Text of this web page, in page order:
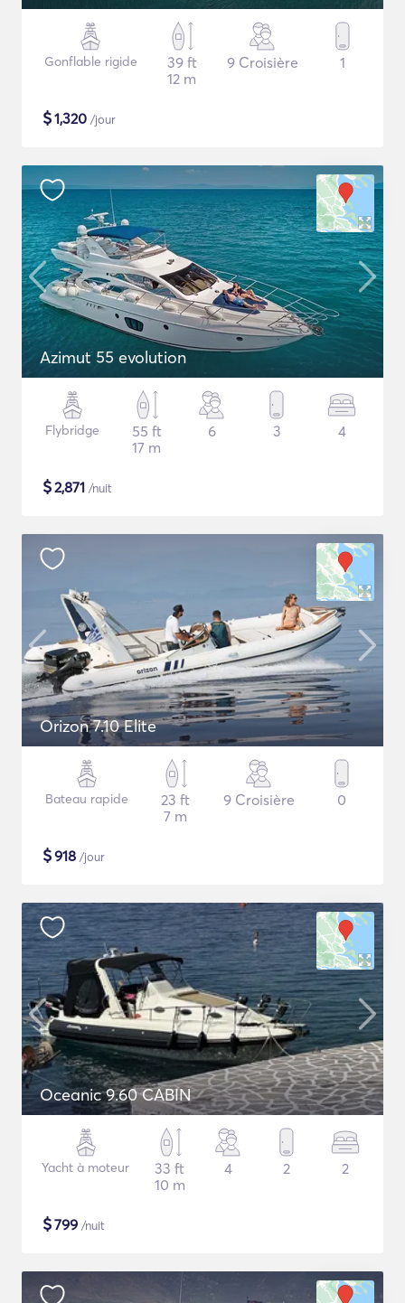
Gonflable rigide
39 ft
12 m
9 Croisière 1
$1,320 /jour
Azimut 55 evolution
Flybridge
55 ft
17 m
6 3 4
$2,871 /nuit
Orizon 7.10 Elite
Bateau rapide
23 ft
7 m
9 Croisière 0
$918 /jour
Oceanic 9.60 CABIN
Yacht à moteur
33 ft
10 m
4 2 2
$799 /nuit